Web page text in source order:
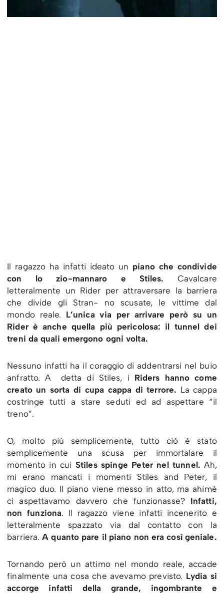
Il ragazzo ha infatti ideato un piano che condivide
con lo zio-mannaro e Stiles. Cavalcare
letteralmente un Rider per attraversare la barriera
che divide gli Stran- no scusate, le vittime dal
mondo reale. L’unica via per arrivare però su un
Rider è anche quella più pericolosa: il tunnel dei
treni da quali emergono ogni volta.
Nessuno infatti ha il coraggio di addentrarsi nel buio
anfratto. A detta di Stiles, i Riders hanno come
creato un sorta di cupa cappa di terrore. La cappa
costringe tutti a stare seduti ed ad aspettare “il
treno”.
O, molto più semplicemente, tutto ciò è stato
semplicemente una scusa per immortalare il
momento in cuiStiles spinge Peter nel tunnel. Ah,
mi erano mancati i momenti Stiles and Peter, il
magico duo. Il piano viene messo in atto, ma ahimè
ci aspettavamo davvero che funzionasse?Infatti,
non funziona. Il ragazzo viene infatti incenerito e
letteralmente spazzato via dal contatto con la
barriera.A quanto pare il piano non era così geniale.
Tornando però un attimo nel mondo reale, accade
finalmente una cosa che avevamo previsto. Lydia si
accorge infatti della grande, ingombrante e